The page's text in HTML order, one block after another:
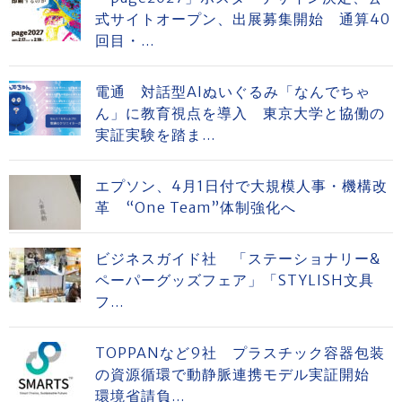
式サイトオープン、出展募集開始 通算40
回目・...
電通 対話型AIぬいぐるみ「なんでちゃ
ん」に教育視点を導入 東京大学と協働の
実証実験を踏ま...
エプソン、4月1日付で大規模人事・機構改
革 “One Team”体制強化へ
ビジネスガイド社 「ステーショナリー&
ペーパーグッズフェア」「STYLISH文具
フ...
TOPPANなど9社 プラスチック容器包装
の資源循環で動静脈連携モデル実証開始
環境省請負...